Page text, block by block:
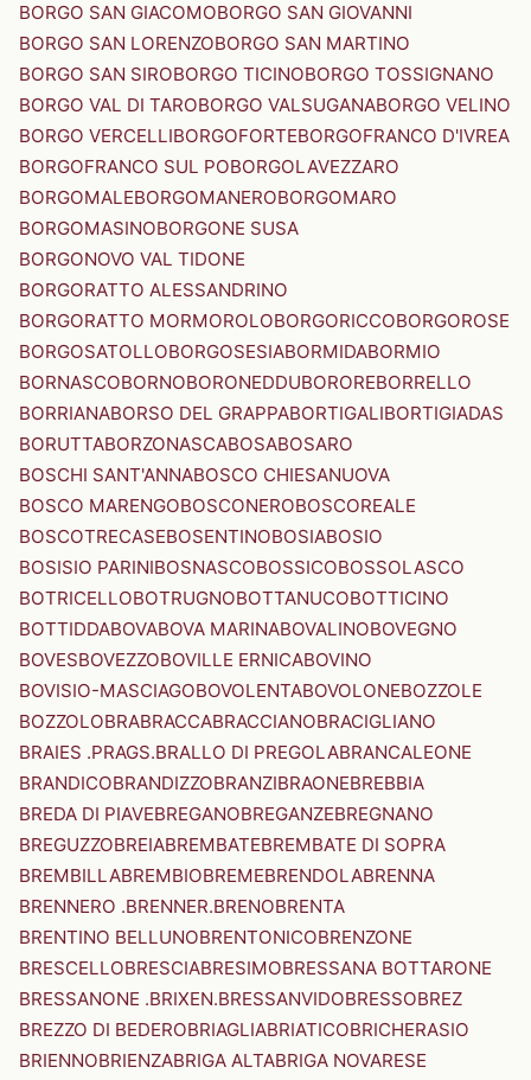
BORGO SAN GIACOMOBORGO SAN GIOVANNI
BORGO SAN LORENZOBORGO SAN MARTINO
BORGO SAN SIROBORGO TICINOBORGO TOSSIGNANO
BORGO VAL DI TAROBORGO VALSUGANABORGO VELINO
BORGO VERCELLIBORGOFORTEBORGOFRANCO D'IVREA
BORGOFRANCO SUL POBORGOLAVEZZARO
BORGOMALEBORGOMANEROBORGOMARO
BORGOMASINOBORGONE SUSA
BORGONOVO VAL TIDONE
BORGORATTO ALESSANDRINO
BORGORATTO MORMOROLOBORGORICCOBORGOROSE
BORGOSATOLLOBORGOSESIABORMIDABORMIO
BORNASCOBORNOBORONEDDUBOROREBORRELLO
BORRIANABORSO DEL GRAPPABORTIGALIBORTIGIADAS
BORUTTABORZONASCABOSABOSARO
BOSCHI SANT'ANNABOSCO CHIESANUOVA
BOSCO MARENGOBOSCONEROBOSCOREALE
BOSCOTRECASEBOSENTINOBOSIABOSIO
BOSISIO PARINIBOSNASCOBOSSICOBOSSOLASCO
BOTRICELLOBOTRUGNOBOTTANUCOBOTTICINO
BOTTIDDABOVABOVA MARINABOVALINOBOVEGNO
BOVESBOVEZZOBOVILLE ERNICABOVINO
BOVISIO-MASCIAGOBOVOLENTABOVOLONEBOZZOLE
BOZZOLOBRABRACCABRACCIANOBRACIGLIANO
BRAIES .PRAGS.BRALLO DI PREGOLABRANCALEONE
BRANDICOBRANDIZZOBRANZIBRAONEBREBBIA
BREDA DI PIAVEBREGANOBREGANZEBREGNANO
BREGUZZOBREIABREMBATEBREMBATE DI SOPRA
BREMBILLABREMBIOBREMEBRENDOLABRENNA
BRENNERO .BRENNER.BRENOBRENTA
BRENTINO BELLUNOBRENTONICOBRENZONE
BRESCELLOBRESCIABRESIMOBRESSANA BOTTARONE
BRESSANONE .BRIXEN.BRESSANVIDOBRESSOBREZ
BREZZO DI BEDEROBRIAGLIABRIATICOBRICHERASIO
BRIENNOBRIENZABRIGA ALTABRIGA NOVARESE